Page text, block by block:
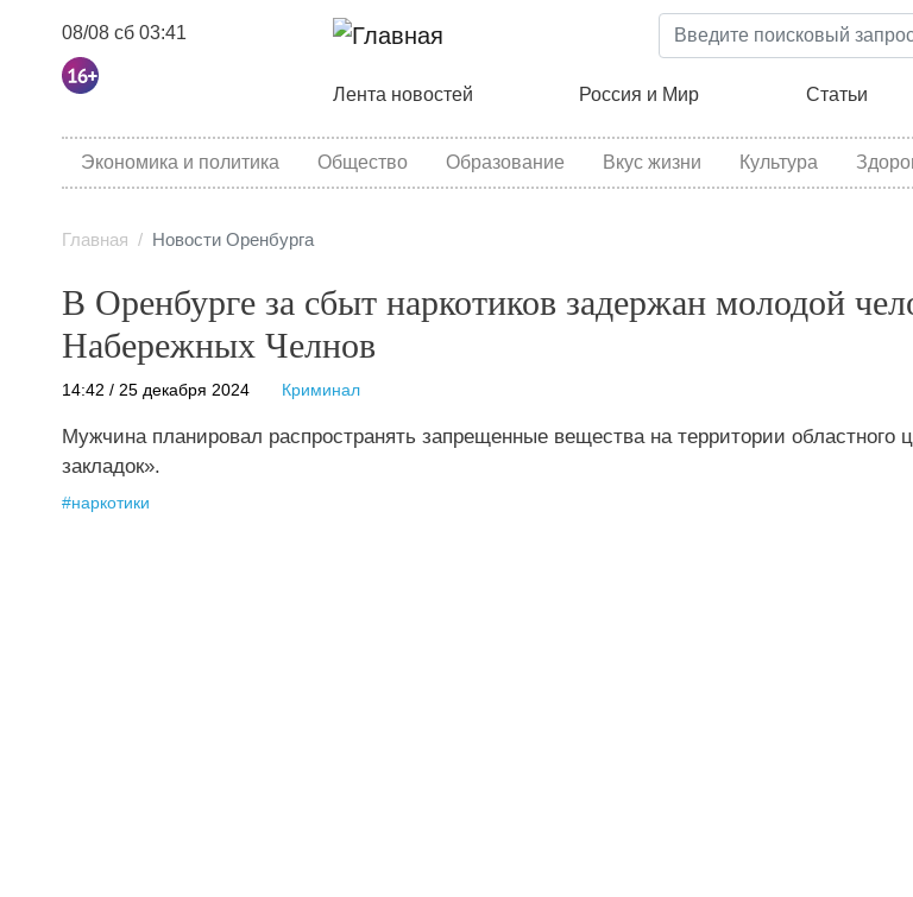
Перейти
к
содержанию
08/08 сб 03:41
Основная навигация
Лента новостей Россия и Мир Статьи
category menu
Экономика и политика Общество Образование Вкус жизни Культура
Главная Новости Оренбурга
В Оренбурге за сбыт наркотиков задержан молодой
Набережных Челнов
14:42 / 25 декабря 2024 Криминал
Мужчина планировал распространять запрещенные вещества на территории областного
закладок».
#наркотики